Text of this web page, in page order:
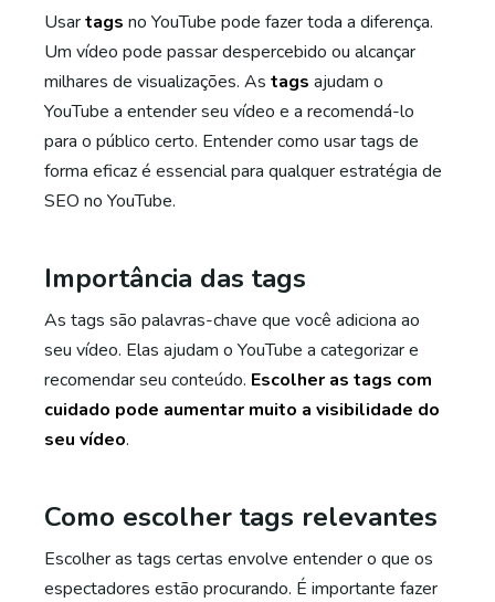
Usartags no YouTube pode fazer toda a diferença.
Um vídeo pode passar despercebido ou alcançar
milhares de visualizações. As tags ajudam o
YouTube a entender seu vídeo e a recomendá-lo
para o público certo. Entender como usar tags de
forma eficaz é essencial para qualquer estratégia de
SEO no YouTube.
Importância das tags
As tags são palavras-chave que você adiciona ao
seu vídeo. Elas ajudam o YouTube a categorizar e
recomendar seu conteúdo. Escolher as tags com
cuidado pode aumentar muito a visibilidade do
seu vídeo.
Como escolher tags relevantes
Escolher as tags certas envolve entender o que os
espectadores estão procurando. É importante fazer